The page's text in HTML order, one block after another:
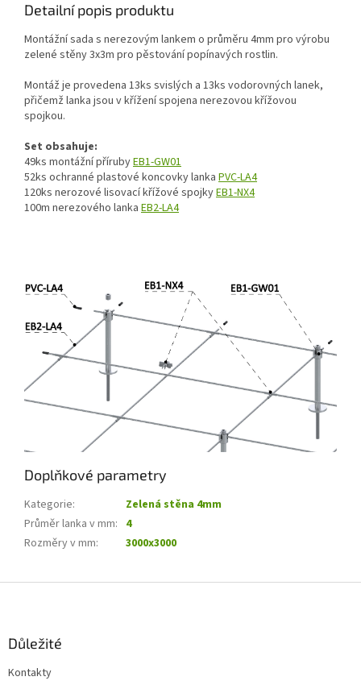
Detailní popis produktu
Montážní sada s nerezovým lankem o průměru 4mm pro výrobu
zelené stěny 3x3m pro pěstování popínavých rostlin.
Montáž je provedena 13ks svislých a 13ks vodorovných lanek,
přičemž lanka jsou v křížení spojena nerezovou křížovou
spojkou.
Set obsahuje:
49ks montážní přírubyEB1-GW01
52ks ochranné plastové koncovky lanka PVC-LA4
120ks nerozové lisovací křížové spojkyEB1-NX4
100m nerezového lanka EB2-LA4
Doplňkové parametry
Kategorie:
Zelená stěna 4mm
Průměr lanka v mm: 4
Rozměry v mm: 3000x3000
Důležité
Kontakty